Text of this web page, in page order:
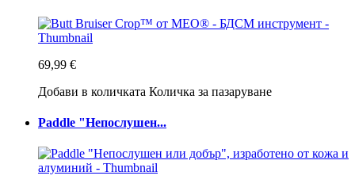
69,99 €
Добави в количката Количка за пазаруване
Paddle "Непослушен...